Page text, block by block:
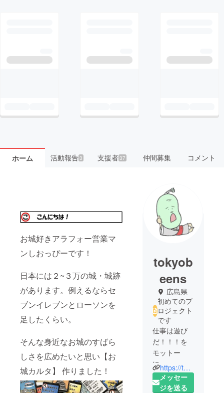
ホーム 活動報告3 支援者37 仲間募集 コメント
お城好きアラフォー営業マ
ンしおっぴーです！
日本には２~３万の城・城跡
があります。例えるならセ
ブンイレブンとローソンを
足したくらい。
そんな身近なお城のすばら
しさを広めたいと思い【お
城カルタ】 作りました！
tokyob
eens
広島県
初めてのプ
ロジェクト
です
仕事は遊び
だ！！！を
モットー
に、
楽しいこと
に全力投
https://tokyobeens.com/
メッセー
ジを送る